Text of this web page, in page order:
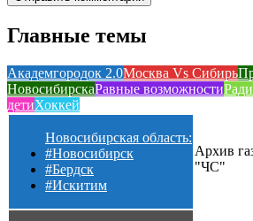
Главные темы
Академгородок 2.0Москва Vs Сибирь
НовосибирскаРавные возможности
детиХоккей
Новосибирская область:
#Новосибирск
#Бердск
#Искитим
Архив
"ЧС"